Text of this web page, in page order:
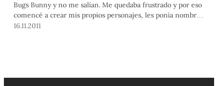
Bugs Bunny y no me salían. Me quedaba frustrado y por eso
comencé a crear mis propios personajes, les ponía nombre,
hacía historietas, muñecos de plastilina. Siempre me han
16.11.2011